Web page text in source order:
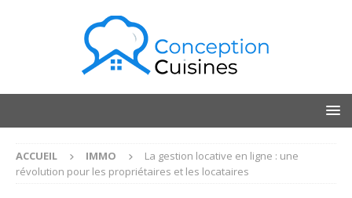
ACCUEIL IMMO
La gestion locative en ligne : une
révolution pour les propriétaires et les locataires